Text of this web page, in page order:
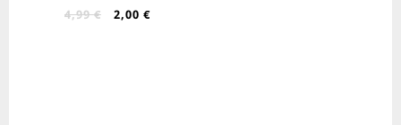
4,99€
Ursprünglicher
2,00 €Aktueller